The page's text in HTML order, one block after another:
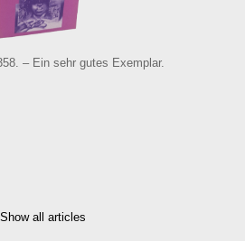
– Ein sehr gutes Exemplar.
Show all articles